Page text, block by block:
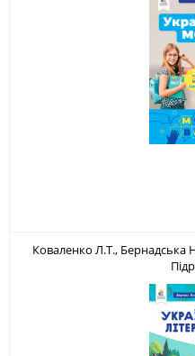
Коваленко Л.Т., Бернадська